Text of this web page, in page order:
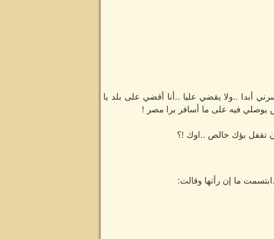
أبدا ..ولا يقضي عليا ..أنا أقضي على بلد يا
يوصلي فيه على ما أسافر برا مصر !
تقفل بؤك خالص ..اوك !؟
ما إن رأتها وقالت: